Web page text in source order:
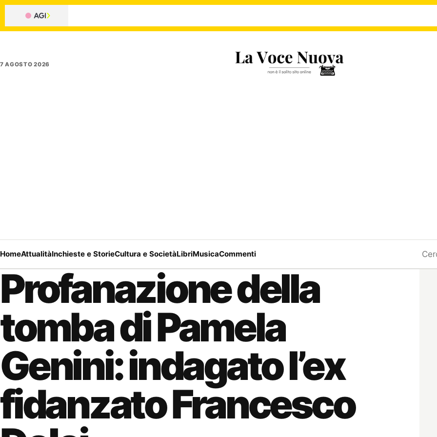
7 AGOSTO 2026
HomeAttualitàInchieste e StorieCultura e SocietàLibriMusicaCommenti
Profanazione della
tomba di Pamela
Genini: indagato l’ex
fidanzato Francesco